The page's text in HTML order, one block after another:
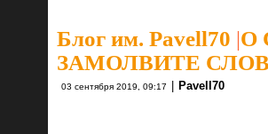
Блог им. Pavell70 |О
ЗАМОЛВИТЕ
03 сентября 2019, 09:17 Pavell70